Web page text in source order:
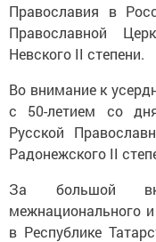
Православия в
Православной
Невского II степени.
Во внимание к
с 50-летием со
Русской
Радонежского II
За большой
межнационального
в Республике